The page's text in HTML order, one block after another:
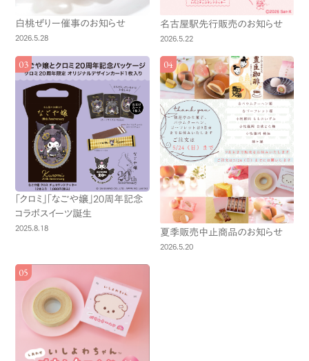
白桃ぜりー催事のお知らせ
2026.5.28
名古屋駅先行販売のお知らせ
2026.5.22
「クロミ」「なごや嬢」20周年記念
コラボスイーツ誕生
2025.8.18 夏季販売中止商品のお知らせ
2026.5.20